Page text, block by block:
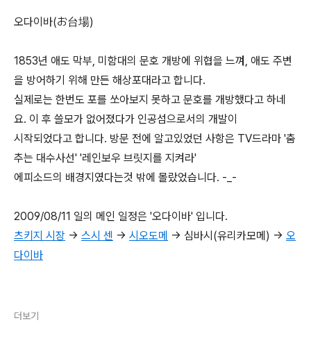
오다이바(お台場)
1853년 애도 막부, 미함대의 문호 개방에 위협을 느껴, 애도 주변
을 방어하기 위해 만든 해상포대라고 합니다.
실제로는 한번도 포를 쏘아보지 못하고 문호를 개방했다고 하네
요. 이 후 쓸모가 없어졌다가 인공섬으로서의 개발이
시작되었다고 합니다. 방문 전에 알고있었던 사항은 TV드라마 '춤
추는 대수사선' '레인보우 브릿지를 지켜라'
에피소드의 배경지였다는것 밖에 몰랐었습니다. -_-
2009/08/11 일의 메인 일정은 '오다이바' 입니다.
츠키지 시장 -> 스시 센 -> 시오도메 -> 심바시(유리카모메) -> 오
다이바
더보기